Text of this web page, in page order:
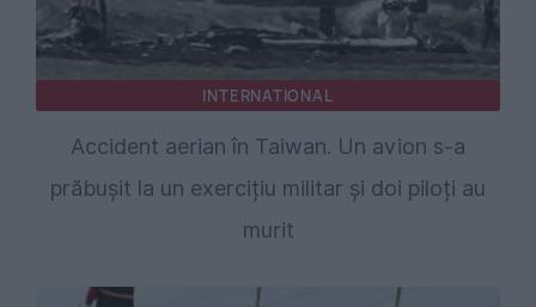
INTERNATIONAL
Accident aerian în Taiwan. Un avion s-a
prăbușit la un exercițiu militar și doi piloți au
murit